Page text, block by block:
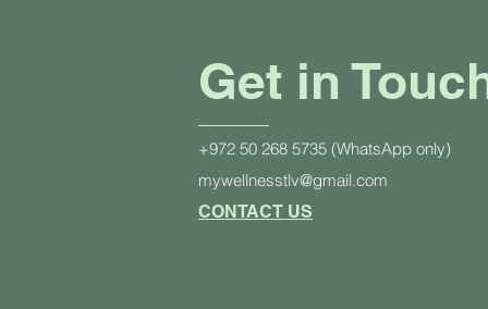
Get in
+972 50 268 5735 (WhatsApp only)
mywellnesstlv@gmail.com
CONTACT US